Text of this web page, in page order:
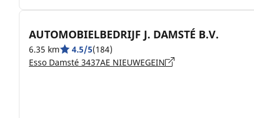
AUTOMOBIELBEDRIJF J. DAMSTÉ B.V.
6.35 km 4.5/5(184)
Esso Damsté 3437AE NIEUWEGEIN